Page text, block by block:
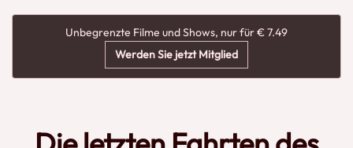
Unbegrenzte Filme und Shows, nur für € 7.49
Werden Sie jetzt Mitglied